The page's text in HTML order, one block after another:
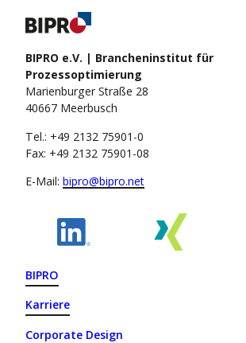
BIPRO e.V. | Brancheninstitut für
Prozessoptimierung
Marienburger Straße 28
40667 Meerbusch
Tel.: +49 2132 75901-0
Fax: +49 2132 75901-08
E-Mail: bipro@bipro.net
BIPRO
Karriere
Corporate Design